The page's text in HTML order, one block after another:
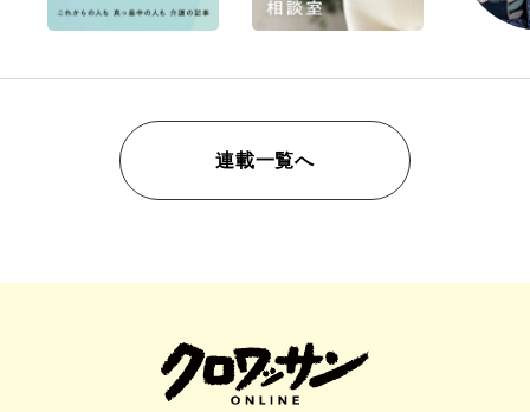
連載一覧へ